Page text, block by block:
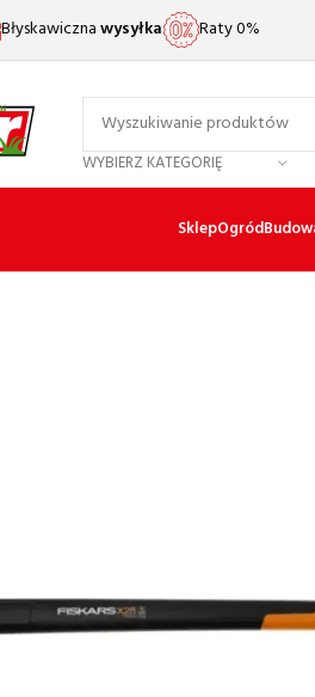
Błyskawicznawysyłka Raty 0%
WYBIERZ KATEGORIĘ
SklepOgród